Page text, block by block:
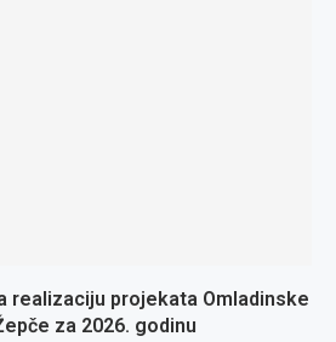
realizaciju projekata Omladinske
za 2026. godinu